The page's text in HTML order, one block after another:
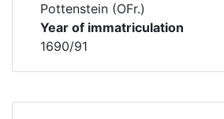
Pottenstein (OFr.)
Year of immatriculation
1690/91